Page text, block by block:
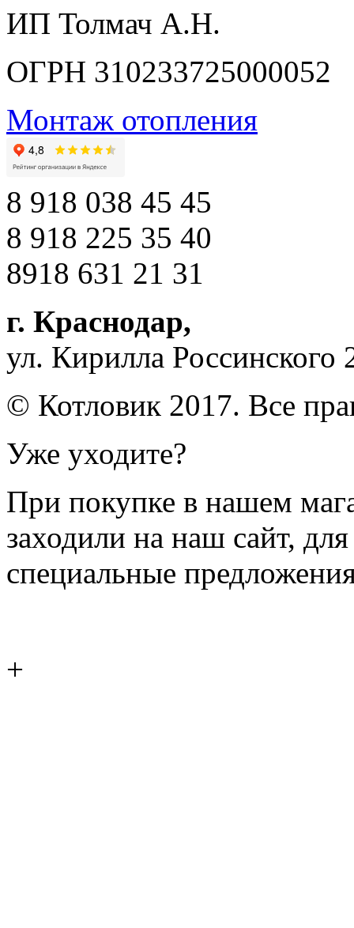
ИП Толмач А.Н.
ОГРН 310233725000052
Монтаж отопления
8 918 038 45 45
8 918 225 35 40
8918 631 21 31
г. Краснодар,
ул. Кирилла Россинского
© Котловик 2017. Все
Уже уходите?
При покупке в нашем
заходили на наш сайт,
специальные
+